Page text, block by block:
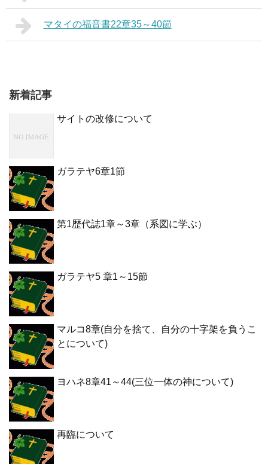
マタイの福音書22章35～40節
新着記事
サイトの改修について
ガラテヤ6章1節
第1歴代誌1章～3章（系図に学ぶ）
ガラテヤ5 章1～15節
マルコ8章(自分を捨て、自分の十字架を負うこ
とについて)
ヨハネ8章41～44(三位一体の神について)
再臨について